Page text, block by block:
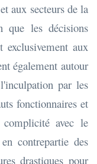
aux secteurs de la
que les décisions
exclusivement aux
également autour
par les
fonctionnaires et
complicité avec le
contrepartie des
drastiques pour